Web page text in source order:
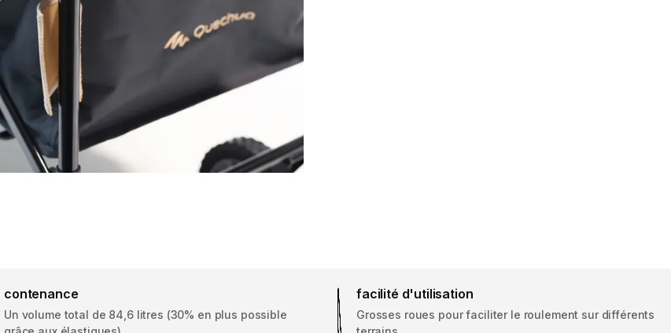
contenance
Un volume total de 84,6 litres (30% en plus possible
facilité d'utilisation
Grosses roues pour faciliter le roulement sur différents